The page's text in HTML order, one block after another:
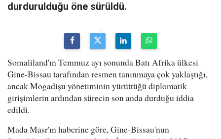
durdurulduğu öne sürüldü.
Somaliland'ın Temmuz ayı sonunda Batı Afrika ülkesi
Gine-Bissau tarafından resmen tanınmaya çok yaklaştığı,
ancak Mogadişu yönetiminin yürüttüğü diplomatik
girişimlerin ardından sürecin son anda durduğu iddia
edildi.
Mada Masr'ın haberine göre, Gine-Bissau'nun